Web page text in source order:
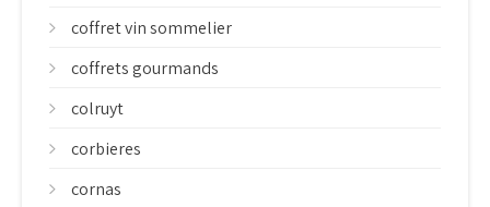
coffret vin sommelier
coffrets gourmands
colruyt
corbieres
cornas